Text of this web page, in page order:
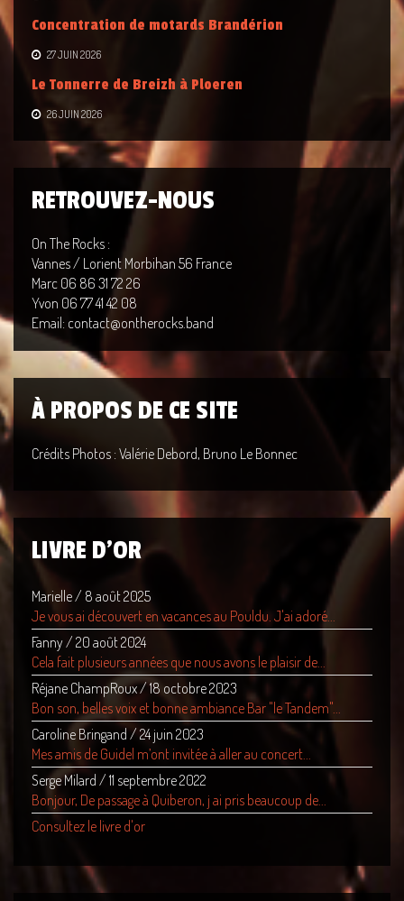
Concentration de motards Brandérion
27 JUIN 2026
Le Tonnerre de Breizh à Ploeren
26 JUIN 2026
RETROUVEZ-NOUS
On The Rocks :
Vannes / Lorient Morbihan 56 France
Marc 06 86 31 72 26
Yvon 06 77 41 42 08
Email: contact@ontherocks.band
À PROPOS DE CE SITE
Crédits Photos : Valérie Debord, Bruno Le Bonnec
LIVRE D'OR
Marielle/ 8 août 2025
Je vous ai découvert en vacances au Pouldu. J'ai adoré...
Fanny/ 20 août 2024
Cela fait plusieurs années que nous avons le plaisir de...
Réjane ChampRoux/18 octobre 2023
Bon son, belles voix et bonne ambiance Bar "le Tandem"...
Caroline Bringand/24 juin 2023
Mes amis de Guidel m’ont invitée à aller au concert...
Serge Milard / 11 septembre 2022
Bonjour, De passage à Quiberon, j ai pris beaucoup de...
Consultez le livre d'or